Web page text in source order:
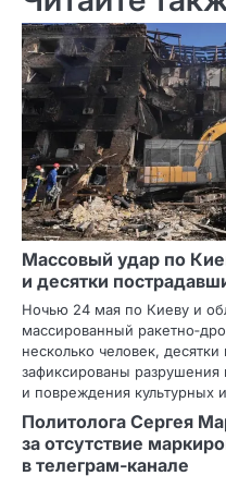
Массовый удар по
и десятки
Ночью 24 мая по Киеву и
массированный
несколько человек,
зафиксированы разрушения
и повреждения культурных
Политолога Сергея
за отсутствие
в телеграм‑канале